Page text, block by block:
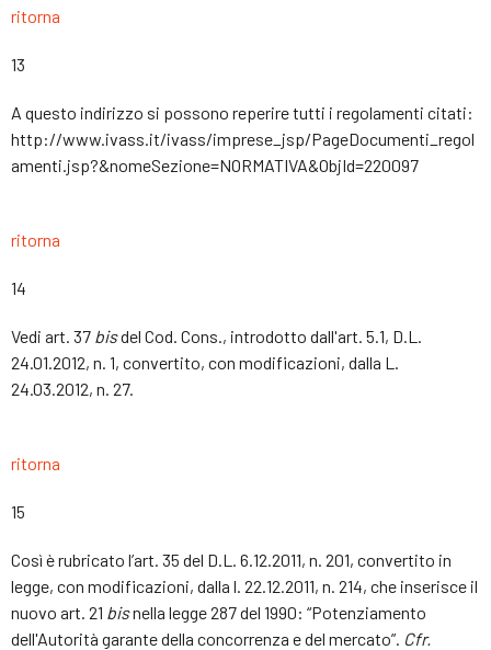
ritorna
13
A questo indirizzo si possono reperire tutti i regolamenti citati:
http://www.ivass.it/ivass/imprese_jsp/PageDocumenti_regol
amenti.jsp?&nomeSezione=NORMATIVA&ObjId=220097
ritorna
14
Vedi art. 37 bisdel Cod. Cons., introdotto dall'art. 5.1, D.L.
24.01.2012, n. 1, convertito, con modificazioni, dalla L.
24.03.2012, n. 27.
ritorna
15
Così è rubricato l’art. 35 del D.L. 6.12.2011, n. 201, convertito in
legge, con modificazioni, dalla l. 22.12.2011, n. 214, che inserisce il
nuovo art. 21 bisnella legge 287 del 1990: “Potenziamento
dell'Autorità garante della concorrenza e del mercato”. Cfr.